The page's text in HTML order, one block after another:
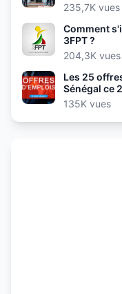
235,7K vues
Comment
3FPT ?
204,3K vues
Les 25
Sénégal ce
135K vues